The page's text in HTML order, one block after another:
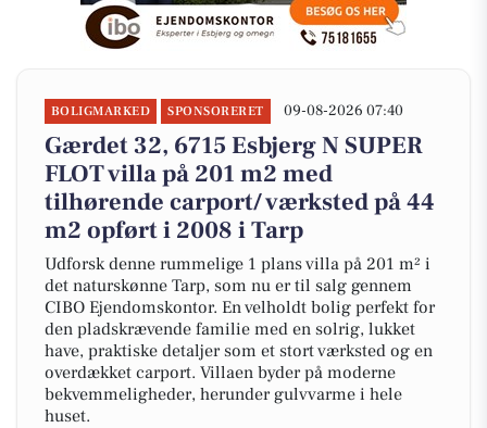
BOLIGMARKED SPONSORERET 09-08-2026 07:40
Gærdet 32, 6715 Esbjerg N SUPER
FLOT villa på 201 m2 med
tilhørende carport/ værksted på 44
m2 opført i 2008 i Tarp
Udforsk denne rummelige 1 plans villa på 201 m² i
det naturskønne Tarp, som nu er til salg gennem
CIBO Ejendomskontor. En velholdt bolig perfekt for
den pladskrævende familie med en solrig, lukket
have, praktiske detaljer som et stort værksted og en
overdækket carport. Villaen byder på moderne
bekvemmeligheder, herunder gulvvarme i hele
huset.